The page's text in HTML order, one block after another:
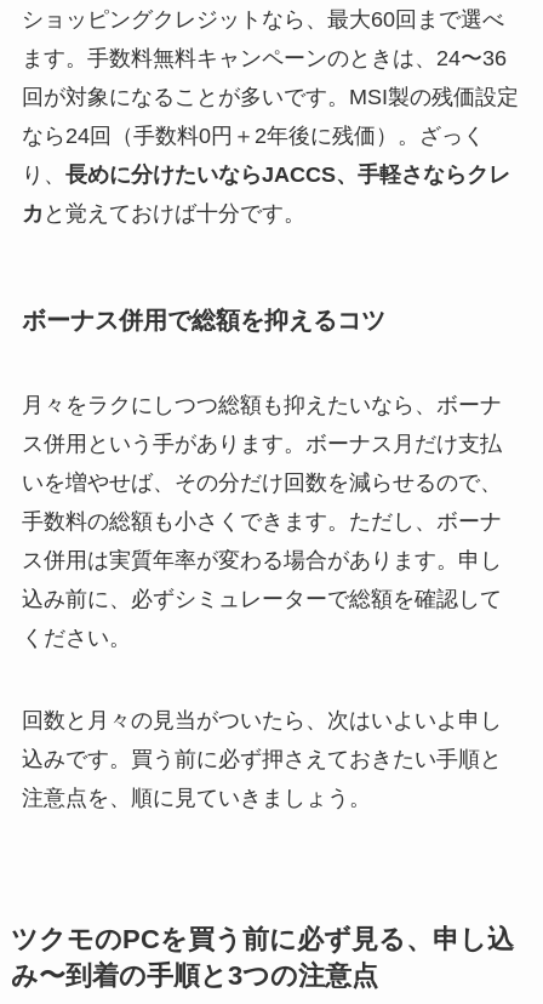
ショッピングクレジットなら、最大60回まで選べ
ます。手数料無料キャンペーンのときは、24〜36
回が対象になることが多いです。MSI製の残価設定
なら24回（手数料0円＋2年後に残価）。ざっく
り、 長めに分けたいならJACCS、手軽さならクレ
カ と覚えておけば十分です。
ボーナス併用で総額を抑えるコツ
月々をラクにしつつ総額も抑えたいなら、ボーナ
ス併用という手があります。ボーナス月だけ支払
いを増やせば、その分だけ回数を減らせるので、
手数料の総額も小さくできます。ただし、ボーナ
ス併用は実質年率が変わる場合があります。申し
込み前に、必ずシミュレーターで総額を確認して
ください。
回数と月々の見当がついたら、次はいよいよ申し
込みです。買う前に必ず押さえておきたい手順と
注意点を、順に見ていきましょう。
ツクモのPCを買う前に必ず見る、申し込
み〜到着の手順と3つの注意点